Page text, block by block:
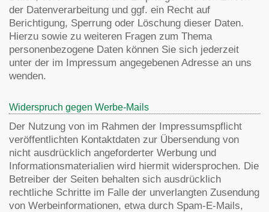
der Datenverarbeitung und ggf. ein Recht auf
Berichtigung, Sperrung oder Löschung dieser Daten.
Hierzu sowie zu weiteren Fragen zum Thema
personenbezogene Daten können Sie sich jederzeit
unter der im Impressum angegebenen Adresse an uns
wenden.
Widerspruch gegen Werbe-Mails
Der Nutzung von im Rahmen der Impressumspflicht
veröffentlichten Kontaktdaten zur Übersendung von
nicht ausdrücklich angeforderter Werbung und
Informationsmaterialien wird hiermit widersprochen. Die
Betreiber der Seiten behalten sich ausdrücklich
rechtliche Schritte im Falle der unverlangten Zusendung
von Werbeinformationen, etwa durch Spam-E-Mails,